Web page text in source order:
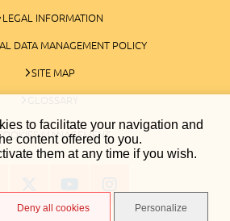
to facilitate your navigation and
content offered to you.
them at any time if you wish.
Deny all cookies Personalize
LEGAL INFORMATION
DATA MANAGEMENT POLICY
SITE MAP
GLOSSARY
MANAGEMENT